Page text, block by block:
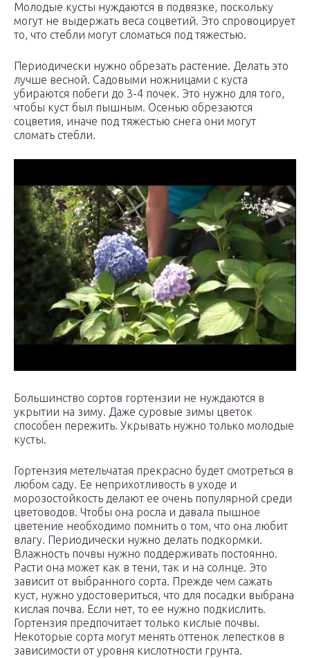
Молодые кусты нуждаются в подвязке, поскольку
могут не выдержать веса соцветий. Это спровоцирует
то, что стебли могут сломаться под тяжестью.
Периодически нужно обрезать растение. Делать это
лучше весной. Садовыми ножницами с куста
убираются побеги до 3-4 почек. Это нужно для того,
чтобы куст был пышным. Осенью обрезаются
соцветия, иначе под тяжестью снега они могут
сломать стебли.
Большинство сортов гортензии не нуждаются в
укрытии на зиму. Даже суровые зимы цветок
способен пережить. Укрывать нужно только молодые
кусты.
Гортензия метельчатая прекрасно будет смотреться в
любом саду. Ее неприхотливость в уходе и
морозостойкость делают ее очень популярной среди
цветоводов. Чтобы она росла и давала пышное
цветение необходимо помнить о том, что она любит
влагу. Периодически нужно делать подкормки.
Влажность почвы нужно поддерживать постоянно.
Расти она может как в тени, так и на солнце. Это
зависит от выбранного сорта. Прежде чем сажать
куст, нужно удостовериться, что для посадки выбрана
кислая почва. Если нет, то ее нужно подкислить.
Гортензия предпочитает только кислые почвы.
Некоторые сорта могут менять оттенок лепестков в
зависимости от уровня кислотности грунта.